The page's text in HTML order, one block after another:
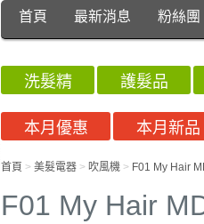
首頁 最新消息 粉絲團
洗髮精
護髮品
本月優惠
本月新品
首頁 > 美髮電器 > 吹風機 > F01 My Hair
F01 My Hair